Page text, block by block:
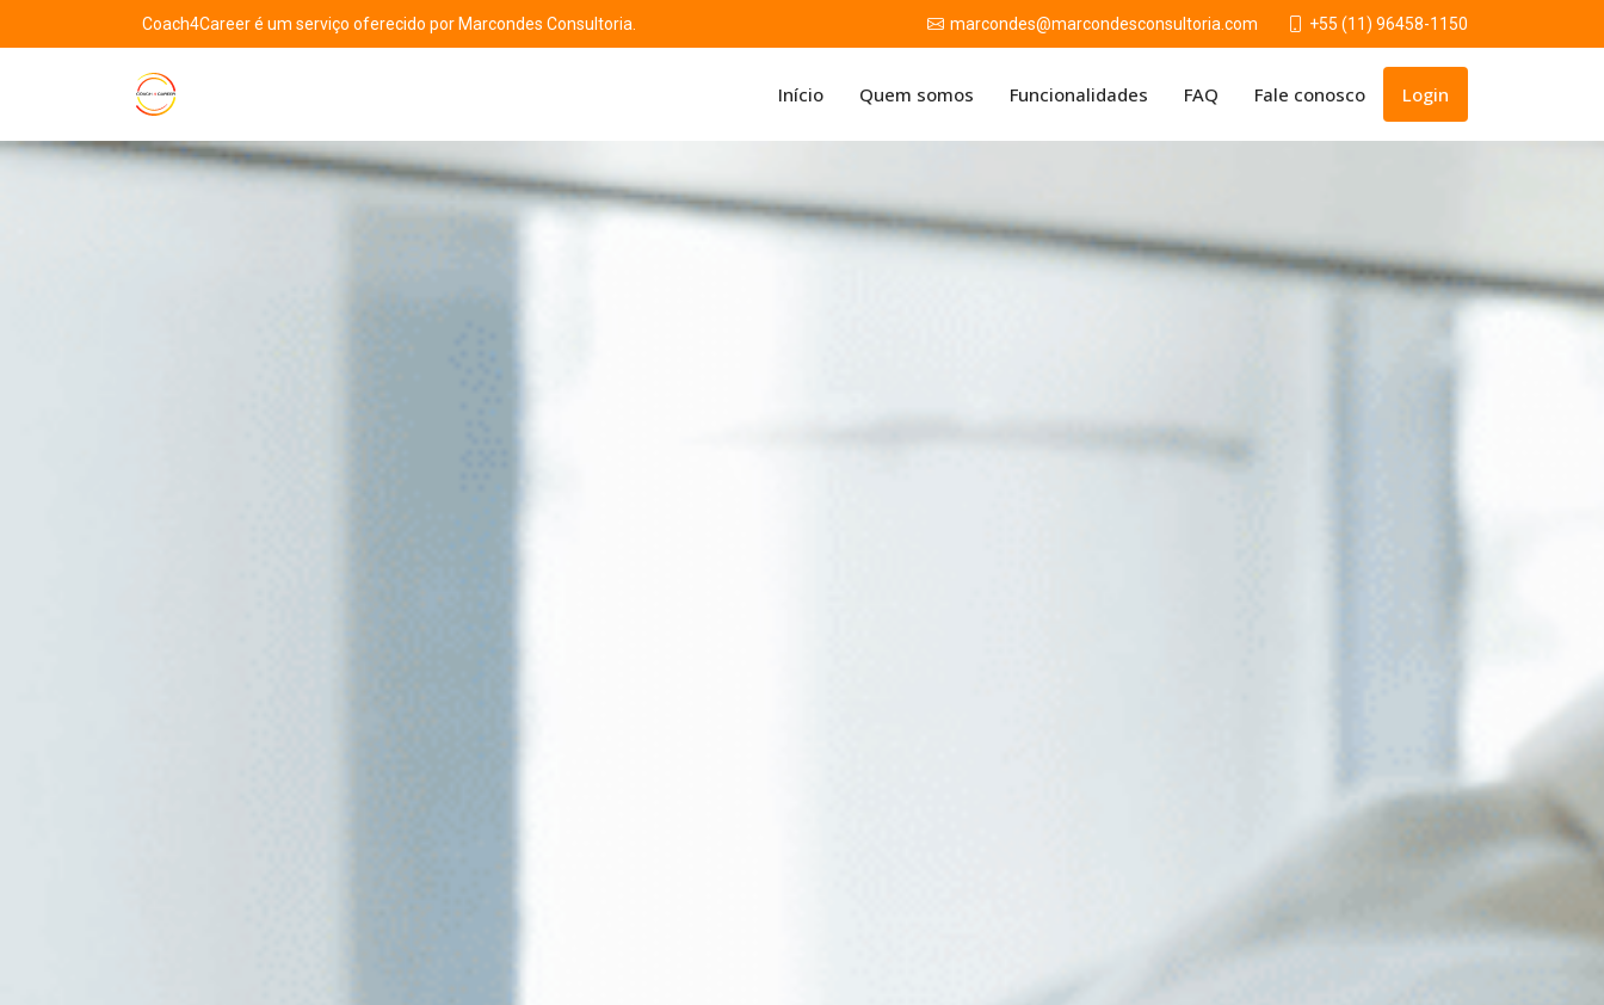
Coach4Career é um serviço oferecido por Marcondes Consultoria. marcondes@marcondesconsultoria.com +55 (11) 96458-1150
Início Quem somos Funcionalidades FAQ Fale conosco Login